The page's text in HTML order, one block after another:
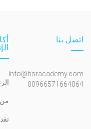
اتصل بنا
Info@hsracademy.com
00966571664064